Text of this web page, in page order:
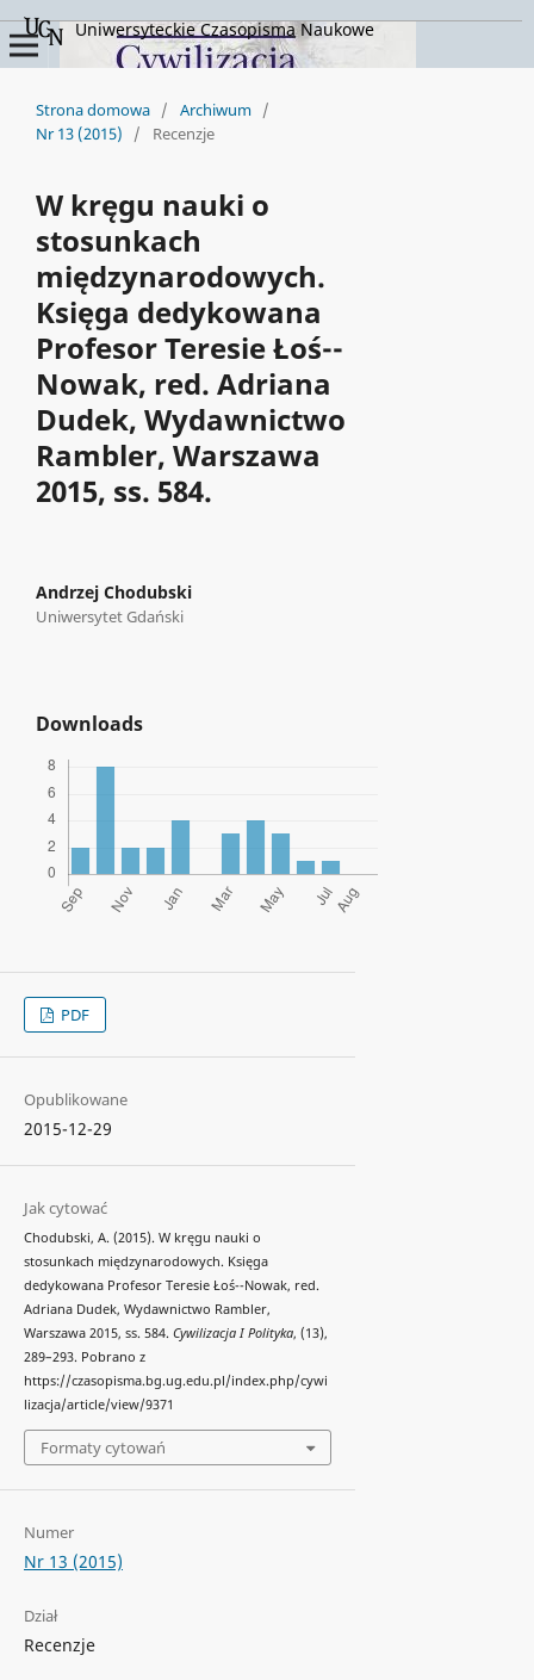
Uniwersyteckie Czasopisma Naukowe
Strona domowa / Archiwum /
Nr 13 (2015)
/ Recenzje
W kręgu nauki o
stosunkach
międzynarodowych.
Księga dedykowana
Profesor Teresie Łoś--
Nowak, red. Adriana
Dudek, Wydawnictwo
Rambler, Warszawa
2015, ss. 584.
Andrzej Chodubski
Uniwersytet Gdański
Downloads
PDF
Opublikowane
2015-12-29
Jak cytować
Chodubski, A. (2015). W kręgu nauki o
stosunkach międzynarodowych. Księga
dedykowana Profesor Teresie Łoś--Nowak, red.
Adriana Dudek, Wydawnictwo Rambler,
Warszawa 2015, ss. 584. Cywilizacja I Polityka, (13),
289–293. Pobrano z
https://czasopisma.bg.ug.edu.pl/index.php/cywi
lizacja/article/view/9371
Formaty cytowań
Numer
Nr 13 (2015)
Dział
Recenzje